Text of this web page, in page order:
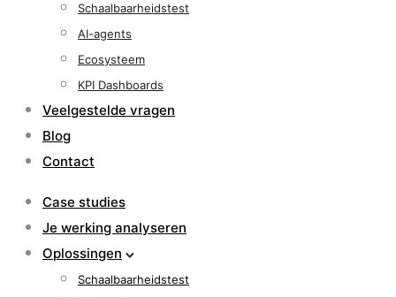
Schaalbaarheidstest
AI-agents
Ecosysteem
KPI Dashboards
Veelgestelde vragen
Blog
Contact
Case studies
Je werking analyseren
Oplossingen
Schaalbaarheidstest